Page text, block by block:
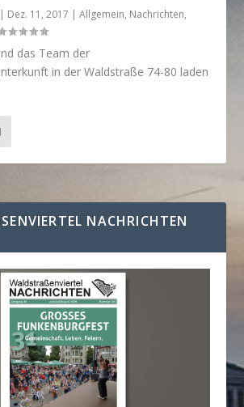
| Dez. 11, 2017 |Allgemein, Nachrichten,
das Team der
in der Waldstraße 74-80 laden
NACHRICHTEN A